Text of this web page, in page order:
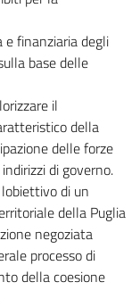
finanziaria degli
base delle
il
della
delle forze
di governo.
di un
della Puglia
negoziata
processo di
della coesione